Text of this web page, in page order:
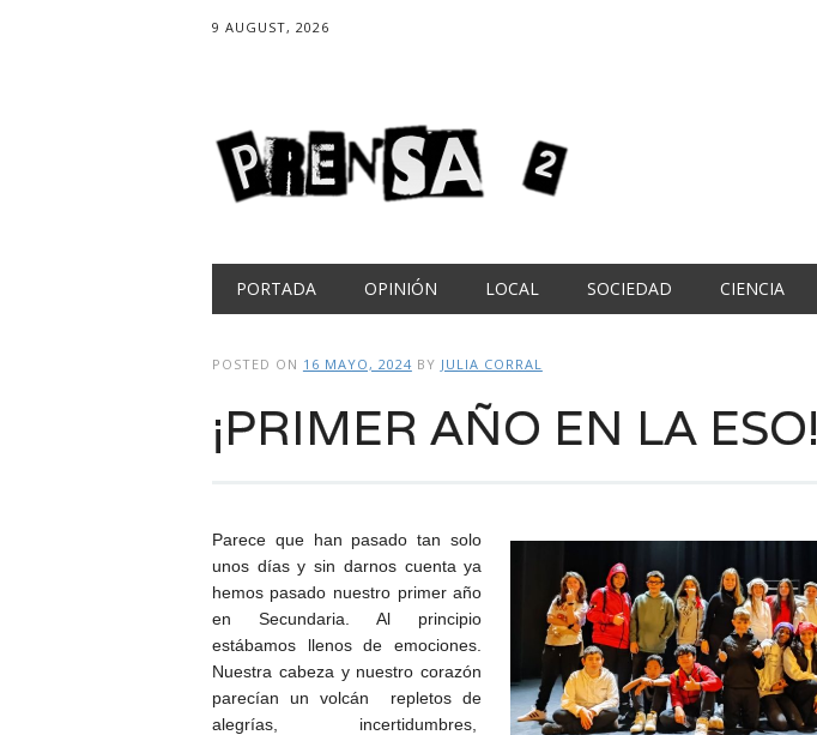
9 AUGUST, 2026
Main menu
PORTADA OPINIÓN LOCAL SOCIEDAD CIENCIA
POSTED ON 16 MAYO, 2024 BY JULIA CORRAL
¡PRIMER AÑO EN LA ESO!
Parece que han pasado tan solo
unos días y sin darnos cuenta ya
hemos pasado nuestro primer año
en Secundaria. Al principio
estábamos llenos de emociones.
Nuestra cabeza y nuestro corazón
parecían un volcán repletos de
alegrías, incertidumbres,